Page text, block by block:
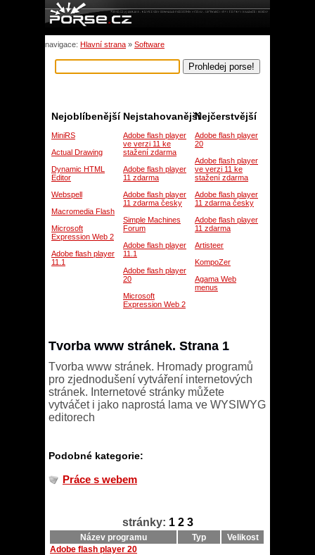
navigace: Hlavní strana » Software
Nejčerstvější
Adobe flash player
20
Adobe flash player
ve verzi 11 ke
stažení zdarma
Adobe flash player
11 zdarma česky
Adobe flash player
11 zdarma
Artisteer
KompoZer
Agama Web
menus
Nejstahovanější
Adobe flash player
ve verzi 11 ke
stažení zdarma
Adobe flash player
11 zdarma
Adobe flash player
11 zdarma česky
Simple Machines
Forum
Adobe flash player
11.1
Adobe flash player
20
Microsoft
Expression Web 2
Nejoblíbenější
MiniRS
Actual Drawing
Dynamic HTML
Editor
Webspell
Macromedia Flash
Microsoft
Expression Web 2
Adobe flash player
11.1
Tvorba www stránek. Strana 1
Tvorba www stránek. Hromady programů
pro zjednodušení vytváření internetových
stránek. Internetové stránky můžete
vytváčet i jako naprostá lama ve WYSIWYG
editorech
Podobné kategorie:
Práce s webem
stránky: 1 2 3
Název programu Typ
Velikost
Adobe flash player 20